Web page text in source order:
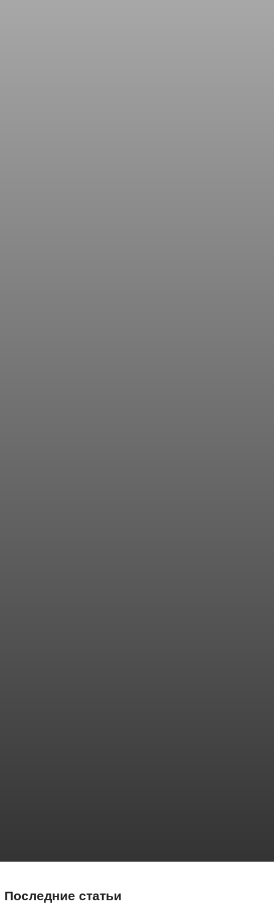
Последние статьи